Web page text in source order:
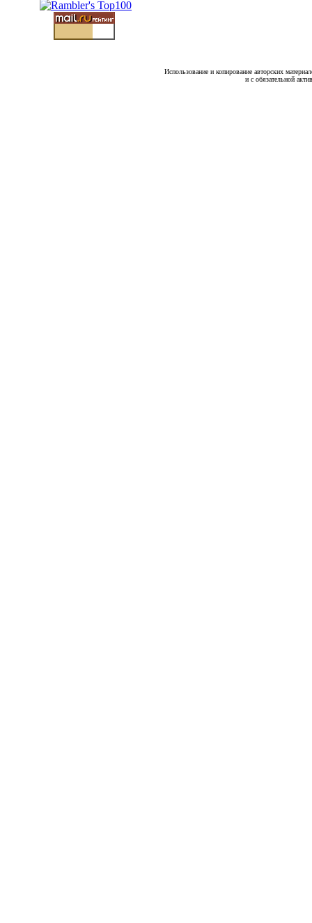
Использование и копирование авторских
и с обязательной